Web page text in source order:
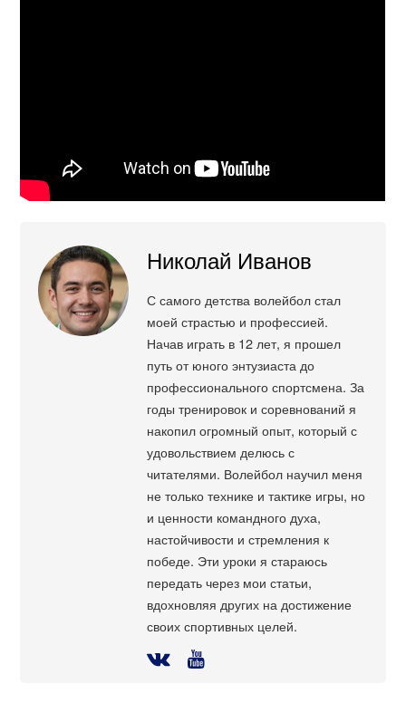
Николай Иванов
С самого детства волейбол стал
моей страстью и профессией.
Начав играть в 12 лет, я прошел
путь от юного энтузиаста до
профессионального спортсмена. За
годы тренировок и соревнований я
накопил огромный опыт, который с
удовольствием делюсь с
читателями. Волейбол научил меня
не только технике и тактике игры, но
и ценности командного духа,
настойчивости и стремления к
победе. Эти уроки я стараюсь
передать через мои статьи,
вдохновляя других на достижение
своих спортивных целей.